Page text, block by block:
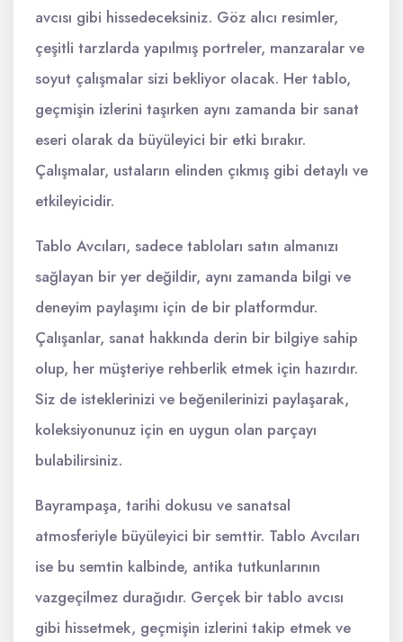
avcısı gibi hissedeceksiniz. Göz alıcı resimler,
çeşitli tarzlarda yapılmış portreler, manzaralar ve
soyut çalışmalar sizi bekliyor olacak. Her tablo,
geçmişin izlerini taşırken aynı zamanda bir sanat
eseri olarak da büyüleyici bir etki bırakır.
Çalışmalar, ustaların elinden çıkmış gibi detaylı ve
etkileyicidir.
Tablo Avcıları, sadece tabloları satın almanızı
sağlayan bir yer değildir, aynı zamanda bilgi ve
deneyim paylaşımı için de bir platformdur.
Çalışanlar, sanat hakkında derin bir bilgiye sahip
olup, her müşteriye rehberlik etmek için hazırdır.
Siz de isteklerinizi ve beğenilerinizi paylaşarak,
koleksiyonunuz için en uygun olan parçayı
bulabilirsiniz.
Bayrampaşa, tarihi dokusu ve sanatsal
atmosferiyle büyüleyici bir semttir. Tablo Avcıları
ise bu semtin kalbinde, antika tutkunlarının
vazgeçilmez durağıdır. Gerçek bir tablo avcısı
gibi hissetmek, geçmişin izlerini takip etmek ve